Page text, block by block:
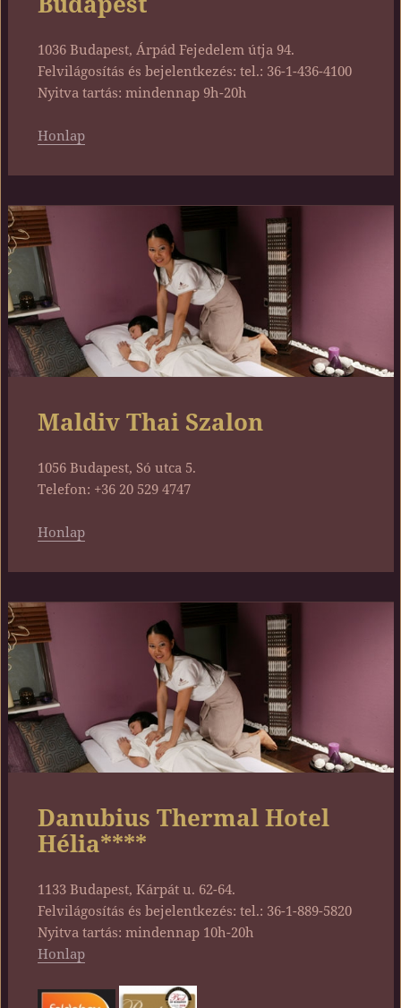
1036 Budapest, Árpád Fejedelem útja 94.
Felvilágosítás és bejelentkezés: tel.: 36-1-436-4100
Nyitva tartás: mindennap 9h-20h
Honlap
Maldiv Thai Szalon
1056 Budapest, Só utca 5.
Telefon: +36 20 529 4747
Honlap
Danubius Thermal Hotel
Hélia****
1133 Budapest, Kárpát u. 62-64.
Felvilágosítás és bejelentkezés: tel.: 36-1-889-5820
Nyitva tartás: mindennap 10h-20h
Honlap